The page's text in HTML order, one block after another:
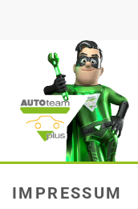
IMPRESSUM